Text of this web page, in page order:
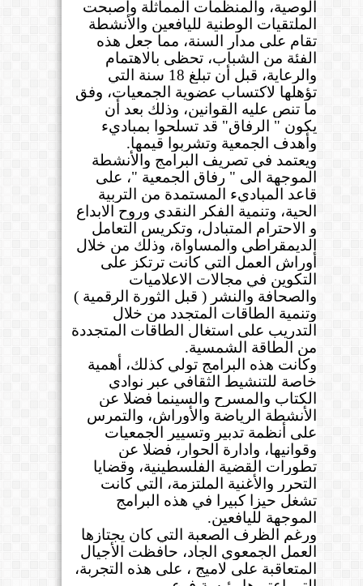
الوصية، والمنظمات المماثلة وأصبحت
الملتقيات الوطنية لليافعين والأنشطة
تقام على مدار السنة، مما جعل هذه
الفئة من الشباب، تحظى بالاهتمام
والرعاية، قبل أن تبلغ 18 سنة التي
تؤهلها لاكتساب عضوية الجمعيات، وفق
ما تنص عليه القوانين، وذلك بعد أن
يكون " الرفاق" قد تسلحوا بمباديء
وأهدف الجمعية وتشربوا قيمها.
ويعتمد في تصريف البرامج والأنشطة
الموجهة الى " رفاق الجمعية "، على
قاعد المباديء المستمدة من التربية
الحية، وتنمية الفكر النقدي وروح الابداع
و الاحترام المتبادل، وتكريس التعامل
الديمقراطي والمساواة، وذلك من خلال
أوراش العمل التي كانت ترتكز على
التكوين في مجالات الاعلاميات
والصحافة والنشر ( قبل الثورة الرقمية )
وتنمية الطاقات المتجدد من خلال
التدريب على استغال الطاقات المتجددة
من الطاقة الشمسية.
وكانت هذه البرامج تولي كذلك، أهمية
خاصة للتنشيط الثقافي عبر نوادي
الكتاب والمسرح والسينما فضلا عن
الأنشطة الرياضة والأوراش، والتمرس
على أنظمة تدبير وتسيير الجمعيات
وقوانيها، وادارة الحوار، فضلا عن
تطورات القضية الفلسطينية، وقضايا
التحرر والأغنية الملتزمة، التي كانت
تشغل حيزا كبيرا في هذه البرامج
الموجهة لليافعين.
ورغم الظرف الصعبة التي كان يجتازها
العمل الجمعوي الجاد، حافظت الأجيال
المتعاقبة على لاميج ، على هذه التجربة،